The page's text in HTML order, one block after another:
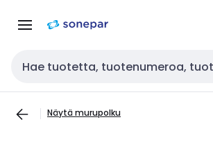
navigointiinsisältöön
Haku
Näytä murupolku